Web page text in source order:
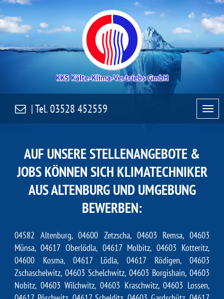
| Tel.03528 452559
AUF UNSERE STELLENANGEBOTE &
JOBS KÖNNEN SICH KLIMATECHNIKER
AUS ALTENBURG UND UMGEBUNG
BEWERBEN:
04582 Altenburg, 04600 Zetzscha, 04603 Remsa, 04603
Münsa, 04617 Oberlödla, 04617 Molbitz, 04603 Kotteritz,
04600 Kosma, 04617 Lödla, 04617 Rödigen, 04603
Zschaschelwitz, 04603 Schelchwitz, 04603 Borgishain, 04603
Nobitz, 04603 Wilchwitz, 04603 Kraschwitz, 04603 Lossen,